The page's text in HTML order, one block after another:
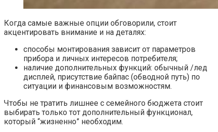
Когда самые важные опции обговорили, стоит
акцентировать внимание и на деталях:
способы монтирования зависит от параметров
прибора и личных интересов потребителя;
наличие дополнительных функций: обычный /лед
дисплей, присутствие байпас (обводной путь) по
ситуации и финансовым возможностям.
Чтобы не тратить лишнее с семейного бюджета стоит
выбирать только тот дополнительный функционал,
который “жизненно” необходим.